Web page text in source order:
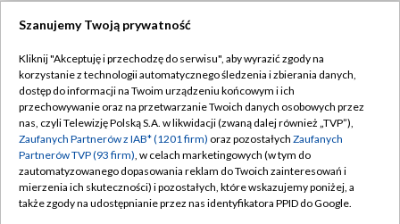
TVP
Abonament TVP
Emisja w TVP
Centrum informacji TVP
Naziemna Telewizja Cyfrowa
Regulamin TVP
Polityka prywatności
Moje zgody
Pomoc
Szanujemy Twoją prywatność
Kliknij "Akceptuję i przechodzę do serwisu", aby wyrazić zgody na
korzystanie z technologii automatycznego śledzenia i zbierania danych,
dostęp do informacji na Twoim urządzeniu końcowym i ich
przechowywanie oraz na przetwarzanie Twoich danych osobowych przez
nas, czyli Telewizję Polską S.A. w likwidacji (zwaną dalej również „TVP”),
Zaufanych Partnerów z IAB* (1201 firm) oraz pozostałych Zaufanych
Partnerów TVP (93 firm), w celach marketingowych (w tym do
zautomatyzowanego dopasowania reklam do Twoich zainteresowań i
mierzenia ich skuteczności) i pozostałych, które wskazujemy poniżej, a
także zgody na udostępnianie przez nas identyfikatora PPID do Google.